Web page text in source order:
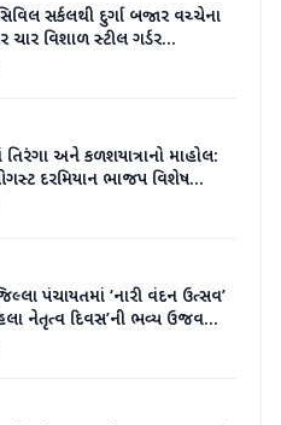
સર્કલથી દુર્ગા બજાર વચ્ચેના
ચાર વિશાળ સ્ટીલ ગર્ડર
તિરંગા અને કળશયાત્રાનો માહોલ:
દરમિયાન ભાજપ વિશેષ
પંચાયતમાં ‘નારી વંદન ઉત્સવ’
નેતૃત્વ દિવસ’ની ભવ્ય ઉજવણી